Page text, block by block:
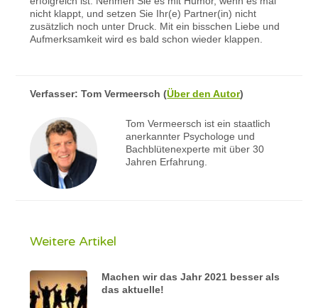
nicht klappt, und setzen Sie Ihr(e) Partner(in) nicht
zusätzlich noch unter Druck. Mit ein bisschen Liebe und
Aufmerksamkeit wird es bald schon wieder klappen.
Verfasser:Tom Vermeersch (Über den Autor)
Tom Vermeersch ist ein staatlich
anerkannter Psychologe und
Bachblütenexperte mit über 30
Jahren Erfahrung.
Weitere Artikel
Machen wir das Jahr 2021 besser als
das aktuelle!